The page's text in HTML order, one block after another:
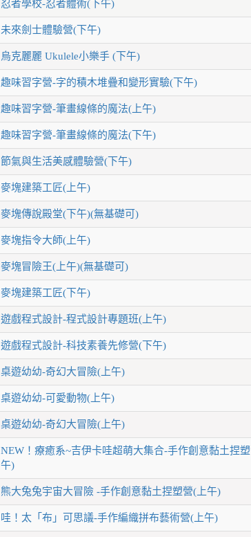
忍者學校-忍者體術(下午)
未來劍士體驗營(下午)
烏克麗麗 Ukulele小樂手 (下午)
趣味習字營-字的積木堆疊和變形實驗(下午)
趣味習字營-筆畫線條的魔法(上午)
趣味習字營-筆畫線條的魔法(下午)
節氣與生活美感體驗營(下午)
麥塊建築工匠(上午)
麥塊傳說殿堂(下午)(無基礎可)
麥塊指令大師(上午)
麥塊冒險王(上午)(無基礎可)
麥塊建築工匠(下午)
遊戲程式設計-程式設計專題班(上午)
遊戲程式設計-科技素養先修營(下午)
桌遊幼幼-奇幻大冒險(上午)
桌遊幼幼-可愛動物(上午)
桌遊幼幼-奇幻大冒險(上午)
NEW！療癒系~吉伊卡哇超萌大集合-手作創意黏土捏
午)
熊大兔兔宇宙大冒險 -手作創意黏土捏塑營(上午)
哇！太「布」可思議-手作編織拼布藝術營(上午)